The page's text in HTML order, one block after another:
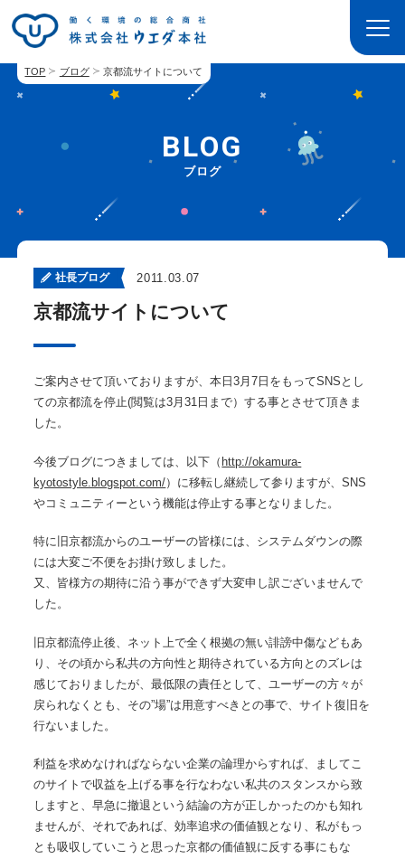
TOP ブログ 京都流サイトについて
BLOG
ブログ
社長ブログ 2011.03.07
京都流サイトについて
ご案内させて頂いておりますが、本日3月7日をもってSNSとし
ての京都流を停止(閲覧は3月31日まで）する事とさせて頂きま
した。
今後ブログにつきましては、以下（ http://okamura-
kyotostyle.blogspot.com/）に移転し継続して参りますが、SNS
やコミュニティーという機能は停止する事となりました。
特に旧京都流からのユーザーの皆様には、システムダウンの際
には大変ご不便をお掛け致しました。
又、皆様方の期待に沿う事ができず大変申し訳ございませんで
した。
旧京都流停止後、ネット上で全く根拠の無い誹謗中傷などもあ
り、その頃から私共の方向性と期待されている方向とのズレは
感じておりましたが、最低限の責任として、ユーザーの方々が
戻られなくとも、その”場”は用意すべきとの事で、サイト復旧を
行ないました。
利益を求めなければならない企業の論理からすれば、ましてこ
のサイトで収益を上げる事を行なわない私共のスタンスから致
しますと、早急に撤退という結論の方が正しかったのかも知れ
ませんが、それであれば、効率追求の価値観となり、私がもっ
とも吸収していこうと思った京都の価値観に反する事にもな